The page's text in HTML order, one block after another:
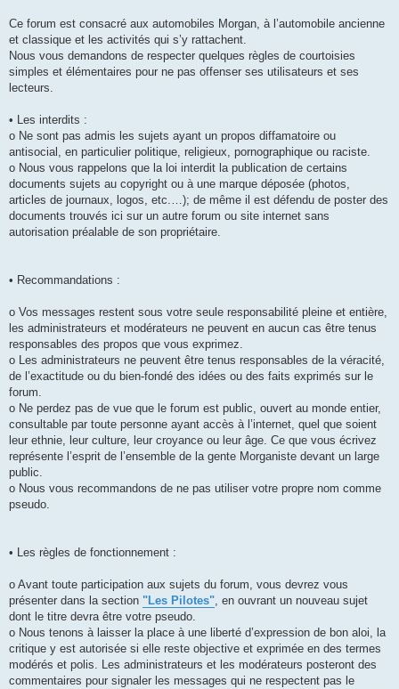
Ce forum est consacré aux automobiles Morgan, à l’automobile ancienne
et classique et les activités qui s’y rattachent.
Nous vous demandons de respecter quelques règles de courtoisies
simples et élémentaires pour ne pas offenser ses utilisateurs et ses
lecteurs.
• Les interdits :
o Ne sont pas admis les sujets ayant un propos diffamatoire ou
antisocial, en particulier politique, religieux, pornographique ou raciste.
o Nous vous rappelons que la loi interdit la publication de certains
documents sujets au copyright ou à une marque déposée (photos,
articles de journaux, logos, etc.…); de même il est défendu de poster des
documents trouvés ici sur un autre forum ou site internet sans
autorisation préalable de son propriétaire.
• Recommandations :
o Vos messages restent sous votre seule responsabilité pleine et entière,
les administrateurs et modérateurs ne peuvent en aucun cas être tenus
responsables des propos que vous exprimez.
o Les administrateurs ne peuvent être tenus responsables de la véracité,
de l’exactitude ou du bien-fondé des idées ou des faits exprimés sur le
forum.
o Ne perdez pas de vue que le forum est public, ouvert au monde entier,
consultable par toute personne ayant accès à l’internet, quel que soient
leur ethnie, leur culture, leur croyance ou leur âge. Ce que vous écrivez
représente l’esprit de l’ensemble de la gente Morganiste devant un large
public.
o Nous vous recommandons de ne pas utiliser votre propre nom comme
pseudo.
• Les règles de fonctionnement :
o Avant toute participation aux sujets du forum, vous devrez vous
présenter dans la section "Les Pilotes", en ouvrant un nouveau sujet
dont le titre devra être votre pseudo.
o Nous tenons à laisser la place à une liberté d’expression de bon aloi, la
critique y est autorisée si elle reste objective et exprimée en des termes
modérés et polis. Les administrateurs et les modérateurs posteront des
commentaires pour signaler les messages qui ne respectent pas le